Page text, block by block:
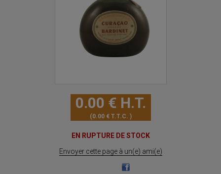
0.00 € H.T.
0.00€ T.T.C.
EN RUPTURE DE STOCK
Envoyer cette page à un(e) ami(e)